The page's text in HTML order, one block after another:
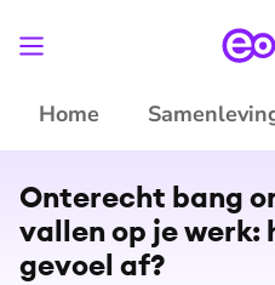
Home
Onterecht bang
vallen op je werk:
gevoel af?